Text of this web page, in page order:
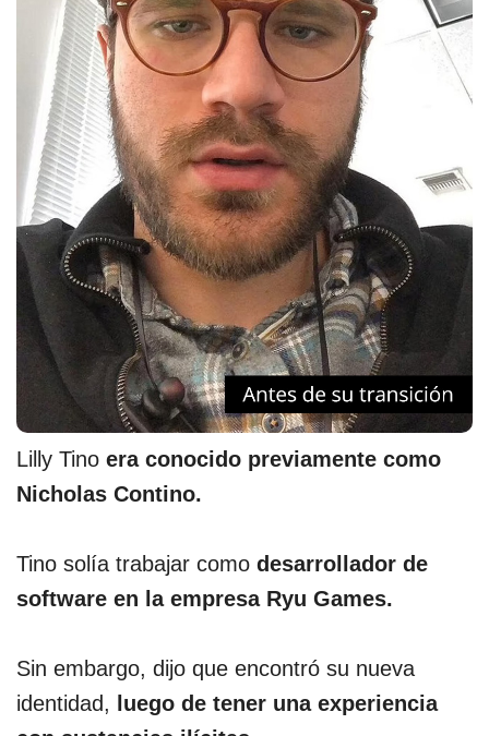
Lilly Tino era conocido previamente como
Nicholas Contino.
Tino solía trabajar como desarrollador de
software en la empresa Ryu Games.
Sin embargo, dijo que encontró su nueva
identidad,
luego de tener una experiencia